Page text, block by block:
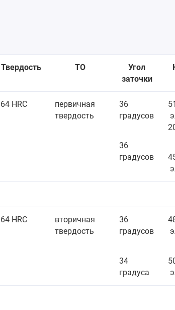
Твердость ТО
Угол
заточки
64 HRC
первичная
твердость
36
градусов
36
градусов
64 HRC
вторичная
твердость
36
градусов
34
градуса